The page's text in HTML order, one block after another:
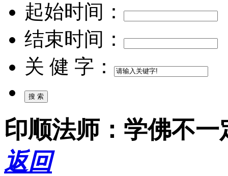
起始时间：
结束时间：
关 健 字：
印顺法师：学佛不
返回